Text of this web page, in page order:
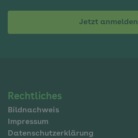
Jetzt anmelden
Navigation
im
Fußbereich
Rechtliches
Bildnachweis
Impressum
Datenschutzerklärung